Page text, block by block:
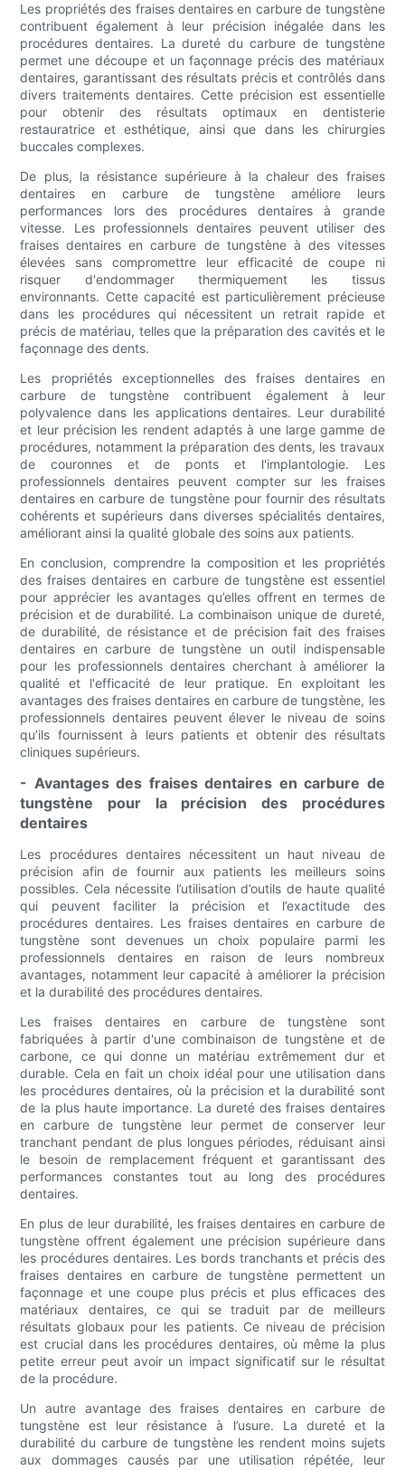
Les propriétés des fraises dentaires en carbure de tungstène
contribuent également à leur précision inégalée dans les
procédures dentaires. La dureté du carbure de tungstène
permet une découpe et un façonnage précis des matériaux
dentaires, garantissant des résultats précis et contrôlés dans
divers traitements dentaires. Cette précision est essentielle
pour obtenir des résultats optimaux en dentisterie
restauratrice et esthétique, ainsi que dans les chirurgies
buccales complexes.
De plus, la résistance supérieure à la chaleur des fraises
dentaires en carbure de tungstène améliore leurs
performances lors des procédures dentaires à grande
vitesse. Les professionnels dentaires peuvent utiliser des
fraises dentaires en carbure de tungstène à des vitesses
élevées sans compromettre leur efficacité de coupe ni
risquer d'endommager thermiquement les tissus
environnants. Cette capacité est particulièrement précieuse
dans les procédures qui nécessitent un retrait rapide et
précis de matériau, telles que la préparation des cavités et le
façonnage des dents.
Les propriétés exceptionnelles des fraises dentaires en
carbure de tungstène contribuent également à leur
polyvalence dans les applications dentaires. Leur durabilité
et leur précision les rendent adaptés à une large gamme de
procédures, notamment la préparation des dents, les travaux
de couronnes et de ponts et l'implantologie. Les
professionnels dentaires peuvent compter sur les fraises
dentaires en carbure de tungstène pour fournir des résultats
cohérents et supérieurs dans diverses spécialités dentaires,
améliorant ainsi la qualité globale des soins aux patients.
En conclusion, comprendre la composition et les propriétés
des fraises dentaires en carbure de tungstène est essentiel
pour apprécier les avantages qu’elles offrent en termes de
précision et de durabilité. La combinaison unique de dureté,
de durabilité, de résistance et de précision fait des fraises
dentaires en carbure de tungstène un outil indispensable
pour les professionnels dentaires cherchant à améliorer la
qualité et l'efficacité de leur pratique. En exploitant les
avantages des fraises dentaires en carbure de tungstène, les
professionnels dentaires peuvent élever le niveau de soins
qu’ils fournissent à leurs patients et obtenir des résultats
cliniques supérieurs.
- Avantages des fraises dentaires en carbure de
tungstène pour la précision des procédures
dentaires
Les procédures dentaires nécessitent un haut niveau de
précision afin de fournir aux patients les meilleurs soins
possibles. Cela nécessite l’utilisation d’outils de haute qualité
qui peuvent faciliter la précision et l’exactitude des
procédures dentaires. Les fraises dentaires en carbure de
tungstène sont devenues un choix populaire parmi les
professionnels dentaires en raison de leurs nombreux
avantages, notamment leur capacité à améliorer la précision
et la durabilité des procédures dentaires.
Les fraises dentaires en carbure de tungstène sont
fabriquées à partir d'une combinaison de tungstène et de
carbone, ce qui donne un matériau extrêmement dur et
durable. Cela en fait un choix idéal pour une utilisation dans
les procédures dentaires, où la précision et la durabilité sont
de la plus haute importance. La dureté des fraises dentaires
en carbure de tungstène leur permet de conserver leur
tranchant pendant de plus longues périodes, réduisant ainsi
le besoin de remplacement fréquent et garantissant des
performances constantes tout au long des procédures
dentaires.
En plus de leur durabilité, les fraises dentaires en carbure de
tungstène offrent également une précision supérieure dans
les procédures dentaires. Les bords tranchants et précis des
fraises dentaires en carbure de tungstène permettent un
façonnage et une coupe plus précis et plus efficaces des
matériaux dentaires, ce qui se traduit par de meilleurs
résultats globaux pour les patients. Ce niveau de précision
est crucial dans les procédures dentaires, où même la plus
petite erreur peut avoir un impact significatif sur le résultat
de la procédure.
Un autre avantage des fraises dentaires en carbure de
tungstène est leur résistance à l’usure. La dureté et la
durabilité du carbure de tungstène les rendent moins sujets
aux dommages causés par une utilisation répétée, leur